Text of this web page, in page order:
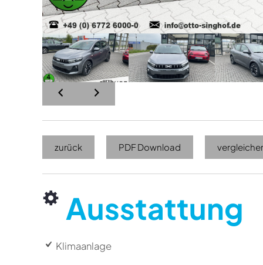
zurück PDF Download
Ausstattung
Klimaanlage